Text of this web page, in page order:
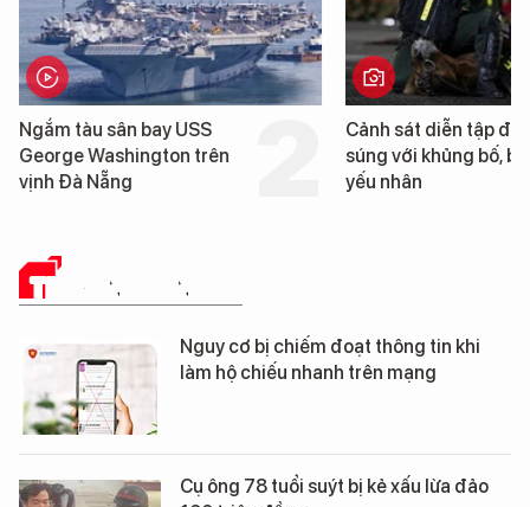
Cảnh sát diễn tập đấu
súng với khủng bố, bảo vệ
yếu nhân
Trung Quốc
cao su tự
loài cỏ dại
TRUYỀN THÔNG SỐ
Nguy cơ bị chiếm đoạt thông tin khi
làm hộ chiếu nhanh trên mạng
Cụ ông 78 tuổi suýt bị kẻ xấu lừa đảo